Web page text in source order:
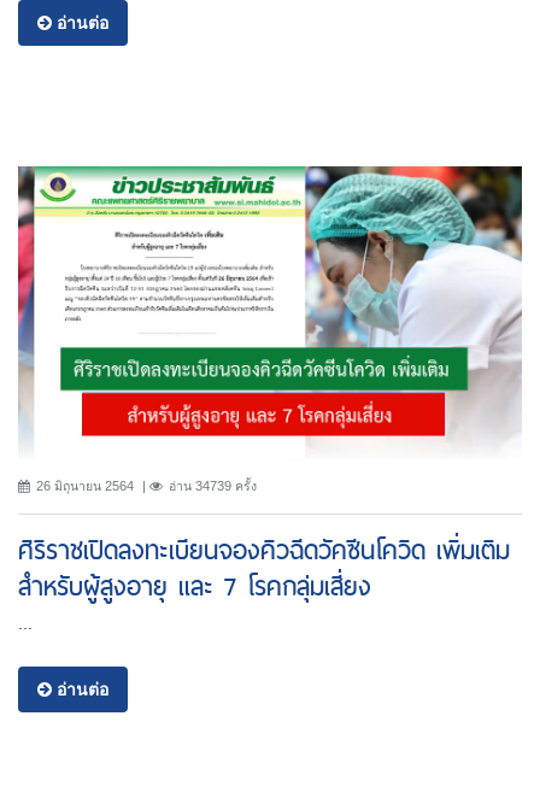
อ่านต่อ
26 มิถุนายน 2564 อ่าน 34739 ครั้ง
ศิริราชเปิดลงทะเบียนจองคิวฉีดวัคซีนโควิด เพิ่มเติม
สำหรับผู้สูงอายุ และ 7 โรคกลุ่มเสี่ยง
อ่านต่อ